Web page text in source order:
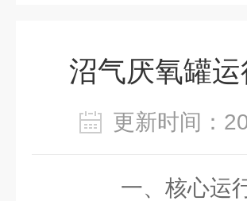
沼气厌氧罐
更新时间
一、核心运